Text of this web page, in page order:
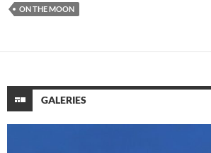
ON THE MOON
GALERIES